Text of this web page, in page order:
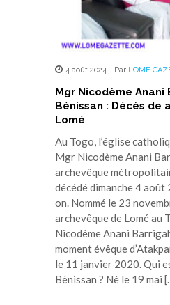
4 août 2024 , Par LOME
Mgr Nicodème Anani
Bénissan : Décès de
Lomé
Au Togo, l’église
Mgr Nicodème Anani
archevêque
décédé dimanche 4
on. Nommé le 23
archevêque de Lomé au
Nicodème Anani
moment évêque
le 11 janvier 2020. Qui
Bénissan ? Né le 19 mai